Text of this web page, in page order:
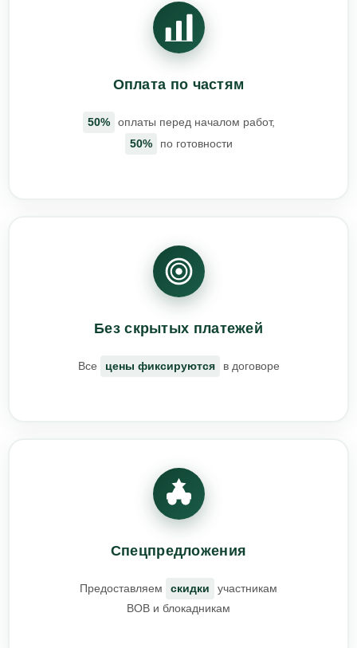
Оплата по частям
50%
оплаты перед началом работ,
50%
по готовности
Без скрытых платежей
Все цены фиксируются в договоре
Спецпредложения
Предоставляем скидки
участникам
ВОВ и блокадникам